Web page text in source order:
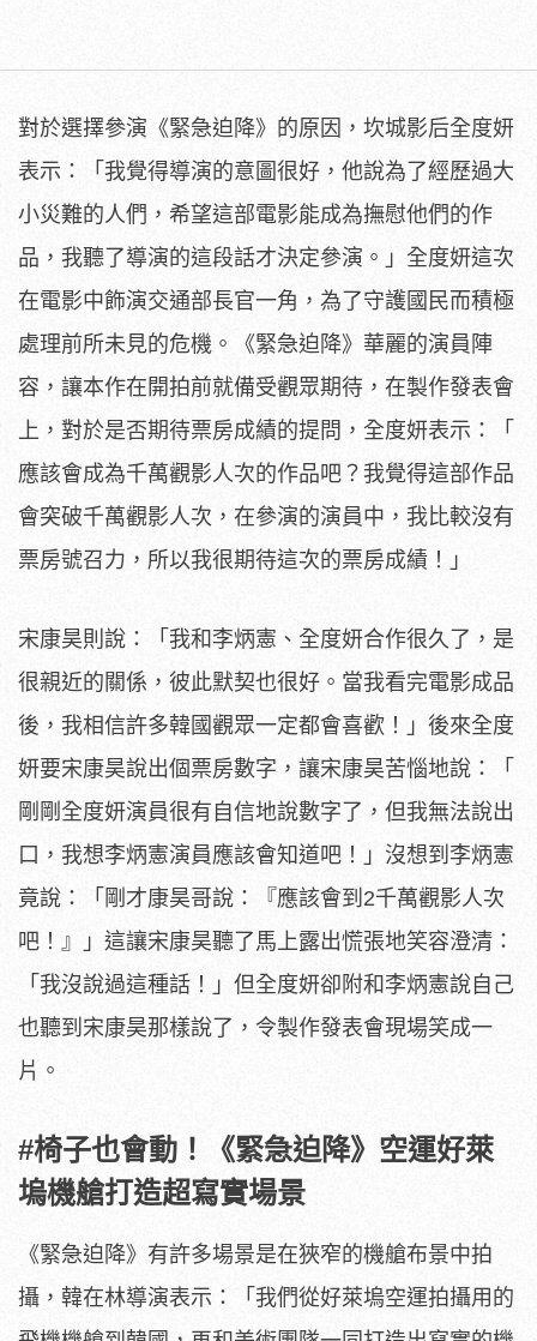
對於選擇參演《緊急迫降》的原因，坎城影后全度妍
表示：「 我覺得導演的意圖很好，他說為了經歷過大
小災難的人們， 希望這部電影能成為撫慰他們的作
品， 我聽了導演的這段話才決定參演。」 全度妍這次
在電影中飾演交通部長官一角， 為了守護國民而積極
處理前所未見的危機。《緊急迫降》 華麗的演員陣
容，讓本作在開拍前就備受觀眾期待， 在製作發表會
上，對於是否期待票房成績的提問，全度妍表示：「
應該會成為千萬觀影人次的作品吧？ 我覺得這部作品
會突破千萬觀影人次，在參演的演員中， 我比較沒有
票房號召力，所以我很期待這次的票房成績！」
宋康昊則說：「我和李炳憲、全度妍合作很久了，是
很親近的關係， 彼此默契也很好。當我看完電影成品
後， 我相信許多韓國觀眾一定都會喜歡！」 後來全度
妍要宋康昊說出個票房數字，讓宋康昊苦惱地說：「
剛剛全度妍演員很有自信地說數字了，但我無法說出
口， 我想李炳憲演員應該會知道吧！」沒想到李炳憲
竟說：「 剛才康昊哥說：『應該會到2千萬觀影人次
吧！』」 這讓宋康昊聽了馬上露出慌張地笑容澄清：
「我沒說過這種話！」 但全度妍卻附和李炳憲說自己
也聽到宋康昊那樣說了， 令製作發表會現場笑成一
片。
#椅子也會動！《緊急迫降》空運好萊
塢機艙打造超寫實場景
《緊急迫降》有許多場景是在狹窄的機艙布景中拍
攝， 韓在林導演表示：「我們從好萊塢空運拍攝用的